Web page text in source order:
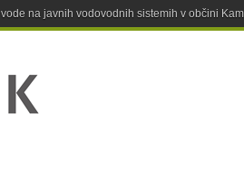
na javnih vodovodnih sistemih v občini